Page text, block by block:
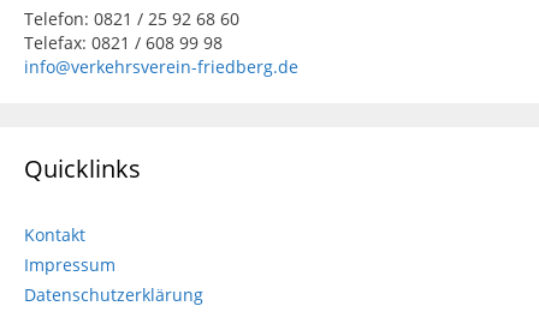
Telefon: 0821 / 25 92 68 60
Telefax: 0821 / 608 99 98
info@verkehrsverein-friedberg.de
Quicklinks
Kontakt
Impressum
Datenschutzerklärung